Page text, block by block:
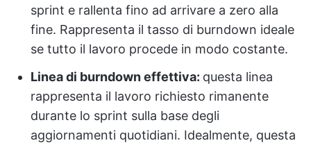
sprint e rallenta fino ad arrivare a zero alla
fine. Rappresenta il tasso di burndown ideale
se tutto il lavoro procede in modo costante.
Linea di burndown effettiva: questa linea
rappresenta il lavoro richiesto rimanente
durante lo sprint sulla base degli
aggiornamenti quotidiani. Idealmente, questa